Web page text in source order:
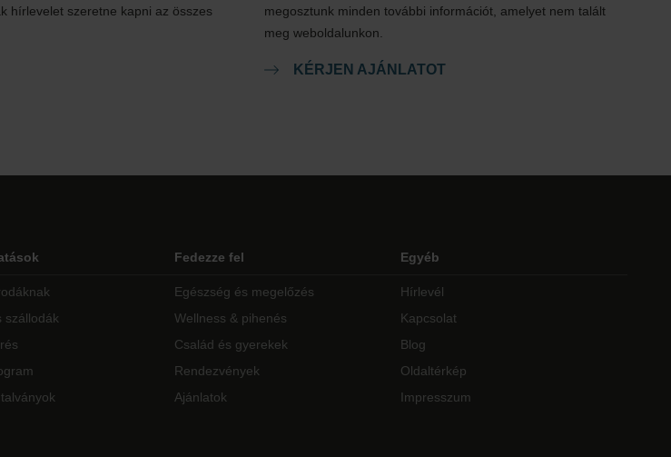
hírlevelet szeretne kapni az összes
megosztunk minden további információt, amelyet nem talált
meg weboldalunkon.
KÉRJEN AJÁNLATOT
szállodák
Fedezze fel
Egészség és megelőzés
Wellness & pihenés
Család és gyerekek
Rendezvények
Ajánlatok
Egyéb
Hírlevél
Kapcsolat
Blog
Oldaltérkép
Impresszum